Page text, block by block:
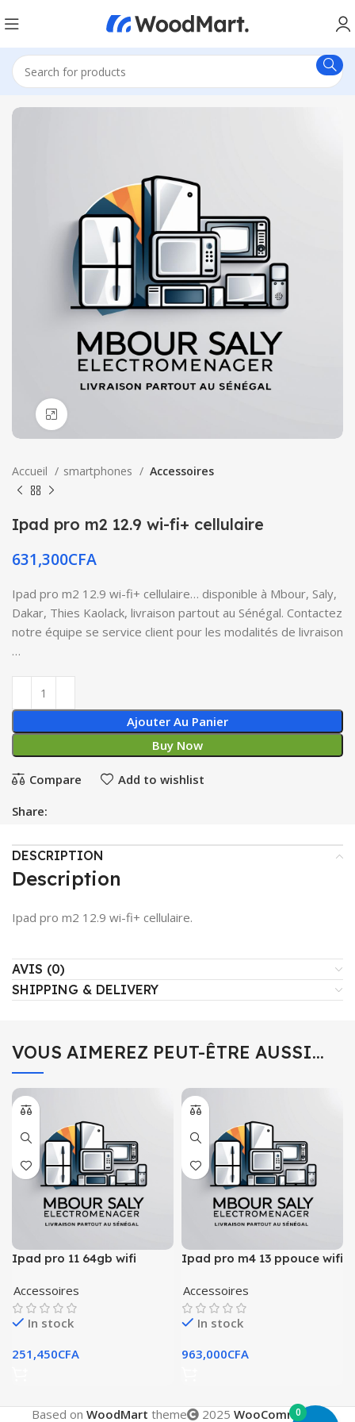
Accueil smartphones Accessoires
Ipad pro m2 12.9 wi-fi+ cellulaire
631,300CFA
Ipad pro m2 12.9 wi-fi+ cellulaire… disponible à Mbour, Saly,
Dakar, Thies Kaolack, livraison partout au Sénégal. Contactez
notre équipe se service client pour les modalités de livraison
…
Ajouter Au Panier
Buy Now
Compare Add to wishlist
Share:
DESCRIPTION
Description
Ipad pro m2 12.9 wi-fi+ cellulaire.
AVIS (0)
SHIPPING & DELIVERY
VOUS AIMEREZ PEUT-ÊTRE AUSSI…
Ipad pro 11 64gb wifi
Accessoires
In stock
251,450CFA
Ipad pro m4 13 ppouce wifi
Accessoires
In stock
963,000CFA
Based on WoodMart theme 2025 WooCommerce
0